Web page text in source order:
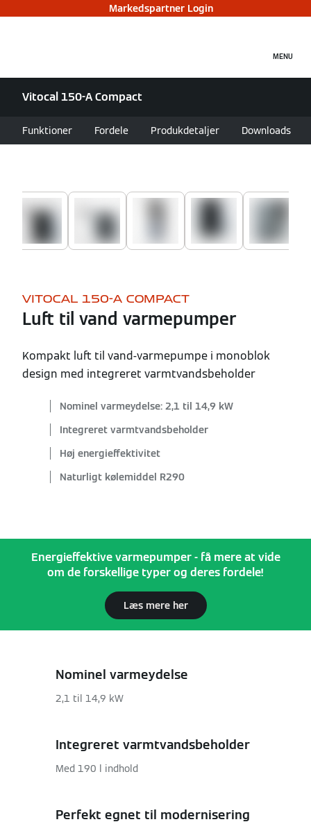
Markedspartner Login
MENU
Vitocal 150-A Compact
Funktioner Fordele Produkdetaljer Downloads
VITOCAL 150-A COMPACT
Luft til vand varmepumper
Kompakt luft til vand-varmepumpe i monoblok
design med integreret varmtvandsbeholder
Nominel varmeydelse: 2,1 til 14,9 kW
Integreret varmtvandsbeholder
Høj energieffektivitet
Naturligt kølemiddel R290
Energieffektive varmepumper - få mere at vide
om de forskellige typer og deres fordele!
Læs mere her
Nominel varmeydelse
2,1 til 14,9 kW
Integreret varmtvandsbeholder
Med 190 l indhold
Perfekt egnet til modernisering